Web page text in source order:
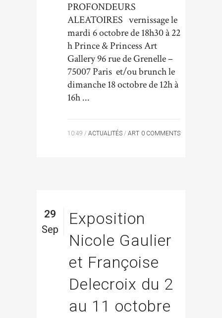
PROFONDEURS
ALEATOIRES vernissage le
mardi 6 octobre de 18h30 à 22
h Prince & Princess Art
Gallery 96 rue de Grenelle –
75007 Paris et/ou brunch le
dimanche 18 octobre de 12h à
16h ...
10:49 / ACTUALITÉS / ART 0 COMMENTS
29
Sep
Exposition
Nicole Gaulier
et Françoise
Delecroix du 2
au 11 octobre